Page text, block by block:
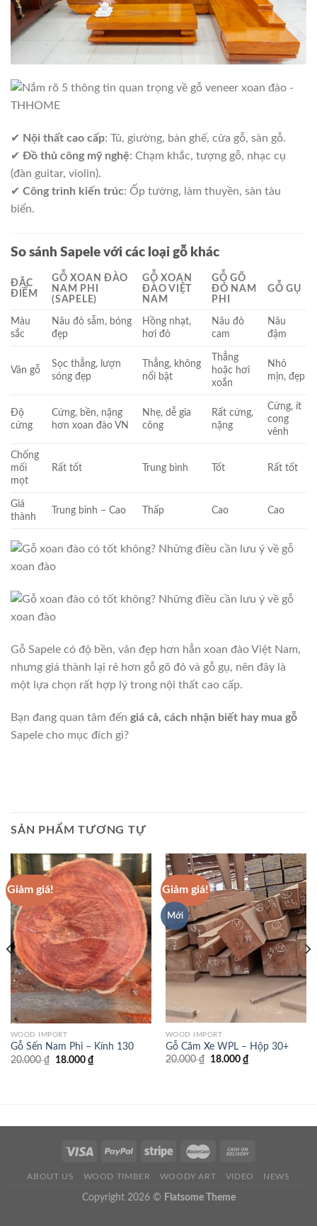
✔ Nội thất cao cấp: Tủ, giường, bàn ghế, cửa gỗ, sàn gỗ.
✔ Đồ thủ công mỹ nghệ: Chạm khắc, tượng gỗ, nhạc cụ
(đàn guitar, violin).
✔ Công trình kiến trúc: Ốp tường, làm thuyền, sàn tàu
biển.
So sánh Sapele với các loại gỗ khác
ĐẶC
ĐIỂM
GỖ XOAN ĐÀO
NAM PHI
(SAPELE)
GỖ XOAN
ĐÀO VIỆT
NAM
GỖ GÕ
ĐỎ NAM
PHI
GỖ GỤ
Màu
sắc
Nâu đỏ sẫm, bóng
đẹp
Hồng nhạt,
hơi đỏ
Nâu đỏ
cam
Nâu
đậm
Vân gỗ
Sọc thẳng, lượn
sóng đẹp
Thẳng, không
nổi bật
Thẳng
hoặc hơi
xoắn
Nhỏ
mịn, đẹp
Độ
cứng
Cứng, bền, nặng
hơn xoan đào VN
Nhẹ, dễ gia
công
Rất cứng,
nặng
Cứng, ít
cong
vênh
Chống
mối
mọt
Rất tốt Trung bình Tốt Rất tốt
Giá
thành
Trung bình – Cao Thấp Cao Cao
Gỗ Sapele có độ bền, vân đẹp hơn hẳn xoan đào Việt Nam,
nhưng giá thành lại rẻ hơn gỗ gõ đỏ và gỗ gụ, nên đây là
một lựa chọn rất hợp lý trong nội thất cao cấp.
Bạn đang quan tâm đến giá cả, cách nhận biết hay mua gỗ
Sapele cho mục đích gì?
SẢN PHẨM TƯƠNG TỰ
Giảm giá!
WOOD IMPORT
Gỗ Sến Nam Phi – Kính 130
20.000₫
Giá
18.000 ₫Giá
hiện
Giảm giá!
Mới
WOOD IMPORT
Gỗ Căm Xe WPL – Hộp 30+
20.000₫
Giá
18.000 ₫Giá
ABOUT US WOOD TIMBER WOODY ART VIDEO NEWS
Copyright 2026 © Flatsome Theme